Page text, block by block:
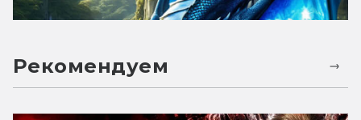
Рекомендуем